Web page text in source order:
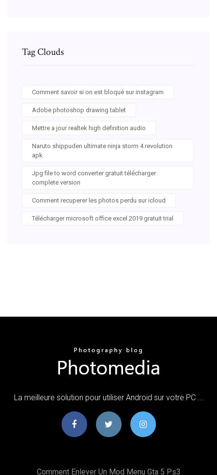
Tag Clouds
Comment savoir si on est bloqué sur instagram
Adobe photoshop drawing tablet
Mettre a jour realtek high definition audio
Naruto shippuden ultimate ninja storm 4 revolution
apk
Jpg file to word converter gratuit télécharger
complete version
Comment recuperer les photos perdu sur icloud
Télécharger microsoft office excel 2019 gratuit trial
La meilleure solution pour utiliser Android sur votre PC ...
Comment Enlever Un Mod Menu Gta 5 Ps3